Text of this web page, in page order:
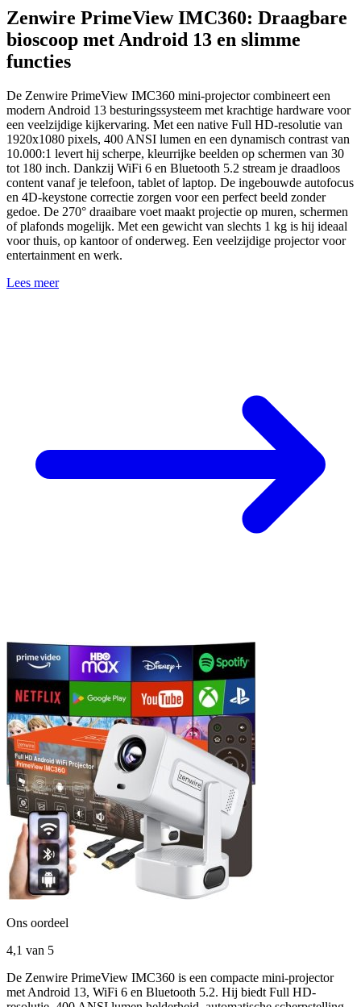
Zenwire PrimeView IMC360: Draagbare
bioscoop met Android 13 en slimme
functies
De Zenwire PrimeView IMC360 mini-projector combineert een
modern Android 13 besturingssysteem met krachtige hardware voor
een veelzijdige kijkervaring. Met een native Full HD-resolutie van
1920x1080 pixels, 400 ANSI lumen en een dynamisch contrast van
10.000:1 levert hij scherpe, kleurrijke beelden op schermen van 30
tot 180 inch. Dankzij WiFi 6 en Bluetooth 5.2 stream je draadloos
content vanaf je telefoon, tablet of laptop. De ingebouwde autofocus
en 4D-keystone correctie zorgen voor een perfect beeld zonder
gedoe. De 270° draaibare voet maakt projectie op muren, schermen
of plafonds mogelijk. Met een gewicht van slechts 1 kg is hij ideaal
voor thuis, op kantoor of onderweg. Een veelzijdige projector voor
entertainment en werk.
Lees meer
Ons oordeel
4,1 van 5
De Zenwire PrimeView IMC360 is een compacte mini-projector
met Android 13, WiFi 6 en Bluetooth 5.2. Hij biedt Full HD-